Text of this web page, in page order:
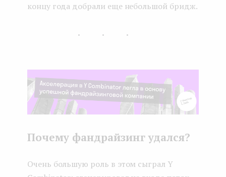
концу года добрали еще небольшой бридж.
...
Почему фандрайзинг удался?
Очень большую роль в этом сыграл Y